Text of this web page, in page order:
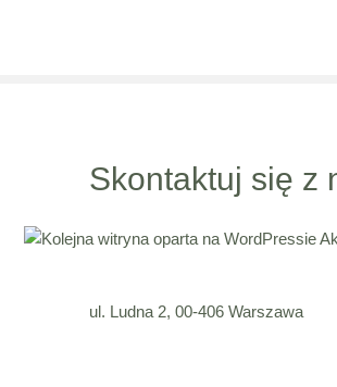
Skontaktuj się z
ul. Ludna 2,00-406Warszawa